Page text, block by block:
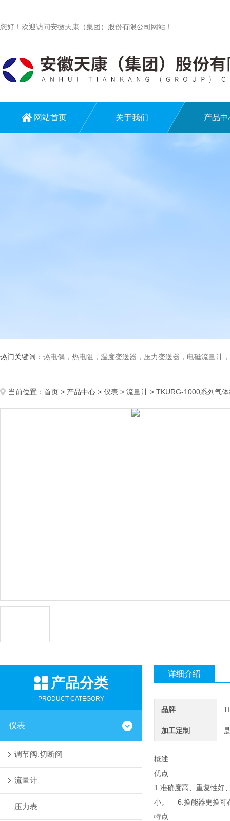
您好！欢迎访问安徽天康（集团）股份有限公司网站！
网站首页 关于我们 产品中
热门关键词： 热电偶，热电阻，温度变送器，压力变送器，电磁流量计，
当前位置： 首页 > 产品中心 > 仪表 > 流量计 > TKURG-1000系列气
产品分类
PRODUCT CATEGORY
仪表
调节阀.切断阀
流量计
压力表
详细介绍
品牌
加工定制
概述
优点
1.准确度高、重复性
小。 6.换能器更换可
特点